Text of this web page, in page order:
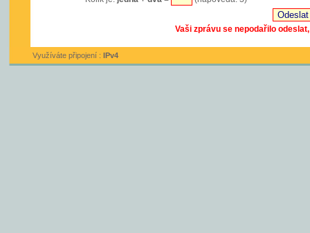
Vaši zprávu se nepodařilo
Využíváte připojení : IPv4